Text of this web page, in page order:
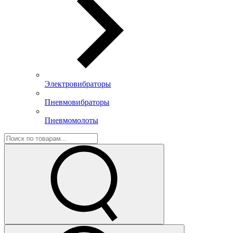
Электровибраторы
Пневмовибраторы
Пневмомолоты